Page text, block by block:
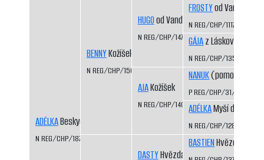
ADÉLKABeskydské srdce
N REG/CHP/1871/16/18
BENNYKožíšek
N REG/CHP/1560/11/12
HUGOod Vandy z Hájů
N REG/CHP/1470/08/10
AJAKožíšek
N REG/CHP/1409/07/10
DASTYHvězda Vysočiny
FROSTYod Vandy z
N REG/CHP/1117/99/02
GÁJAz Láskova
N REG/CHP/1356/04/
NANUK(pomocný
P REG/CHP/31/99/01
ADÉLKAMyší díra
N REG/CHP/1285/02/06
BASTIENHvězda